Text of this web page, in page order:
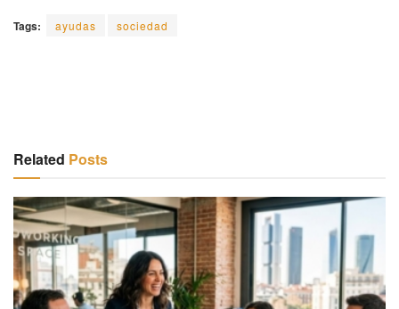
Tags: ayudas sociedad
Related Posts